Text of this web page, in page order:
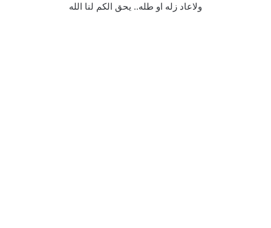
ولاعاد زله او طله.. يحق الكم لنا الله